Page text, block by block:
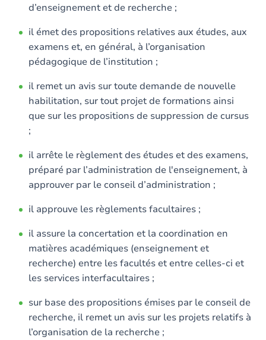
d’enseignement et de recherche ;
il émet des propositions relatives aux études, aux
examens et, en général, à l’organisation
pédagogique de l’institution ;
il remet un avis sur toute demande de nouvelle
habilitation, sur tout projet de formations ainsi
que sur les propositions de suppression de cursus
;
il arrête le règlement des études et des examens,
préparé par l’administration de l'enseignement, à
approuver par le conseil d’administration ;
il approuve les règlements facultaires ;
il assure la concertation et la coordination en
matières académiques (enseignement et
recherche) entre les facultés et entre celles-ci et
les services interfacultaires ;
sur base des propositions émises par le conseil de
recherche, il remet un avis sur les projets relatifs à
l’organisation de la recherche ;